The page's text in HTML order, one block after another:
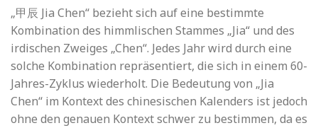
„甲辰 Jia Chen“ bezieht sich auf eine bestimmte
Kombination des himmlischen Stammes „Jia“ und des
irdischen Zweiges „Chen“. Jedes Jahr wird durch eine
solche Kombination repräsentiert, die sich in einem 60-
Jahres-Zyklus wiederholt. Die Bedeutung von „Jia
Chen“ im Kontext des chinesischen Kalenders ist jedoch
ohne den genauen Kontext schwer zu bestimmen, da es